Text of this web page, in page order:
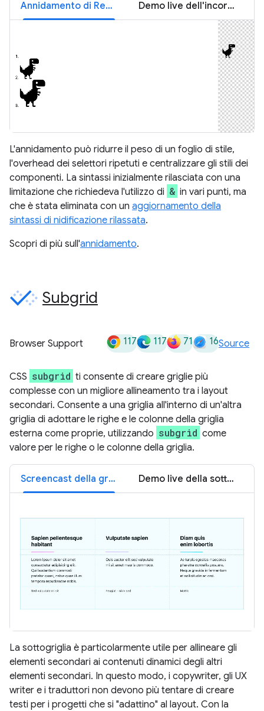
Annidamento di Registra schermo Demo live dell'incorporamento
L'annidamento può ridurre il peso di un foglio di stile,
l'overhead dei selettori ripetuti e centralizzare gli stili dei
componenti. La sintassi inizialmente rilasciata con una
limitazione che richiedeva l'utilizzo di & in vari punti, ma
che è stata eliminata con un aggiornamento della
sintassi di nidificazione rilassata.
Scopri di più sull'annidamento.
Subgrid
Browser Support 117 117 71 16Source
CSS subgrid ti consente di creare griglie più
complesse con un migliore allineamento tra i layout
secondari. Consente a una griglia all'interno di un'altra
griglia di adottare le righe e le colonne della griglia
esterna come proprie, utilizzando subgrid come
valore per le righe o le colonne della griglia.
Screencast della griglia secondaria Demo live della sottogriglia
La sottogriglia è particolarmente utile per allineare gli
elementi secondari ai contenuti dinamici degli altri
elementi secondari. In questo modo, i copywriter, gli UX
writer e i traduttori non devono più tentare di creare
testi per i progetti che si "adattino" al layout. Con la